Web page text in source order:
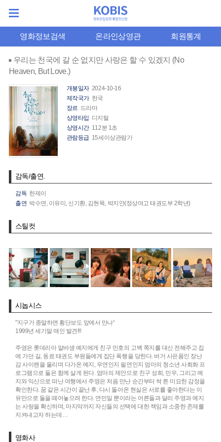
영화정보검색 온라인상영관 회원통계
우리는 천국에 갈 순 없지만 사랑은 할 수 있겠지 (No
Heaven, But Love.)
개봉일자 2024-10-16
제작국가 한국
장르 드라마
상영타입 디지털
상영시간 112분 1초
관람등급 15세이상관람가
감독/출연.
감독 한제이
출연 박수연, 이유미, 신기환, 김현목, 박지안(정상여고 태권도부 2학년)
스틸컷
시놉시스
"지구가 종말하면 횡단보도 앞에서 만나“
1999년 세기말 애인 발견!!!
주영은 롯데리아 알바생 예지에게 친구 민호의 고백 쪽지를 대신 전해주고 집
에 가던 길, 동료 태권도 부원들에게 집단 폭행을 당한다. 버거 사은품인 장난
감 사이렌을 울리며 다가온 예지, 우연인지 필연인지 엄마의 청소년 사회화 프
로그램으로 둘은 함께 살게 된다. 엄마의 제안으로 친구 성희, 민우, 그리고 예
지와 익산으로 떠난 여행에서 주영은 처음 만난 순간부터 싹 튼 미묘한 감정을
확인한다. 꿈 같은 시간이 끝난 후, 다시 돌아온 현실은 서로를 좋아한다는 이
유만으로 둘을 떼어놓으려 한다. 연민일 뿐이라는 어른들과 달리 주영과 예지
는 사랑을 확신하며, 마지막까지 자신들의 선택에 대한 책임과 소중한 존재를
지켜내고자 하는데…
영화사